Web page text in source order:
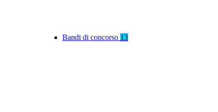
Bandi di concorso 13